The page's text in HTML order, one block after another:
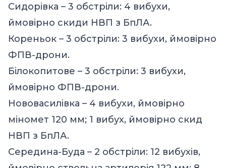
Сидорівка – 3 обстріли: 4 вибухи,
ймовірно скиди НВП з БпЛА.
Кореньок – 3 обстріли: 3 вибухи, ймовірно
ФПВ-дрони.
Білокопитове – 3 обстріли: 3 вибухи,
ймовірно ФПВ-дрони.
Нововасилівка – 4 вибухи, ймовірно
міномет 120 мм; 1 вибух, ймовірно скид
НВП з БпЛА.
Середина-Буда – 2 обстріли: 12 вибухів,